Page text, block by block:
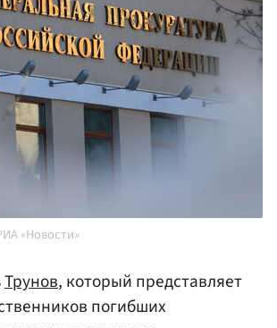
«Новости»
Трунов, который представляет
погибших